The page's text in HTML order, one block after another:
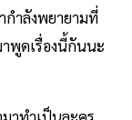
กำลังพยายามที่
าพูดเรื่องนี้กันนะ